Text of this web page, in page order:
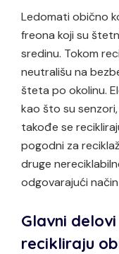
Ledomati obično
freona koji su
sredinu. Tokom
neutrališu na
šteta po okolinu.
kao što su
takođe se
pogodni za
druge
odgovarajući
Glavni
recikliraju